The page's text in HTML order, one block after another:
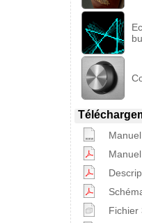
Fichier